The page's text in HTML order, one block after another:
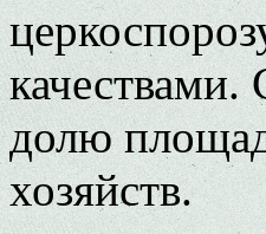
качествами.
долю
хозяйств.